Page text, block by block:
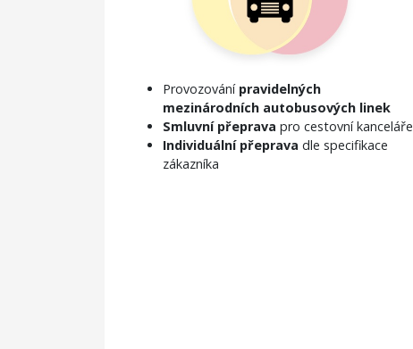
Provozování pravidelných
mezinárodních autobusových linek
Smluvní přeprava pro cestovní kanceláře
Individuální přeprava dle specifikace
zákazníka